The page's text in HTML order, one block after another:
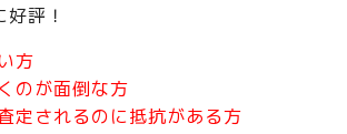
評！
方
のが面倒な方
定されるのに抵抗がある方